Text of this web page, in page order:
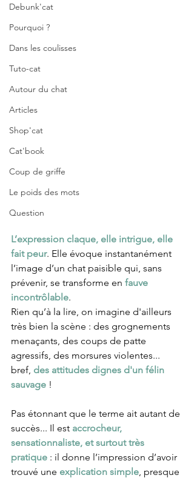
Debunk'cat
Pourquoi ?
Dans les coulisses
Tuto-cat
Autour du chat
Articles
Shop'cat
Cat'book
Coup de griffe
Le poids des mots
Question
L’expression claque, elle intrigue, elle
fait peur. Elle évoque instantanément
l’image d’un chat paisible qui, sans
prévenir, se transforme en fauve
incontrôlable.
Rien qu’à la lire, on imagine d'ailleurs
très bien la scène : des grognements
menaçants, des coups de patte
agressifs, des morsures violentes...
bref, des attitudes dignes d'un félin
sauvage !
Pas étonnant que le terme ait autant de
succès... Il est accrocheur,
sensationnaliste, et surtout très
pratique : il donne l’impression d’avoir
trouvé une explication simple , presque